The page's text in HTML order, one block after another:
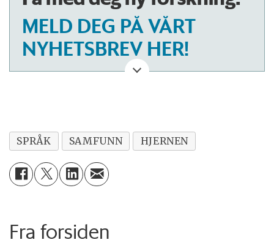
MELD DEG PÅ VÅRT
NYHETSBREV HER!
SPRÅK SAMFUNN HJERNEN
Fra forsiden